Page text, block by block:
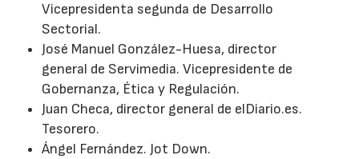
Vicepresidenta segunda de Desarrollo
Sectorial.
José Manuel González-Huesa, director
general de Servimedia. Vicepresidente de
Gobernanza, Ética y Regulación.
Juan Checa, director general de elDiario.es.
Tesorero.
Ángel Fernández. Jot Down.